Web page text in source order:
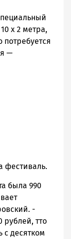
х 2 метра,
потребуется
—
фестиваль.
была 990
-
рублей, тто
с десятком